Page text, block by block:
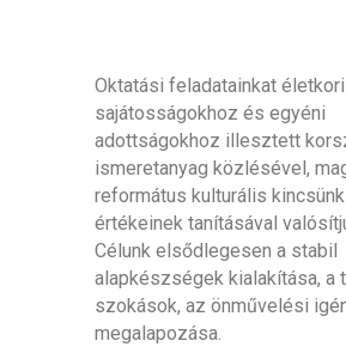
Oktatási feladatainkat életkori
sajátosságokhoz és egyéni
adottságokhoz illesztett
ismeretanyag közlésével,
református kulturális
értékeinek tanításával
Célunk elsődlegesen a stabil
alapkészségek kialakítása, a
szokások, az önművelési
megalapozása.